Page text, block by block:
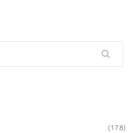
týkající se života s
(178)